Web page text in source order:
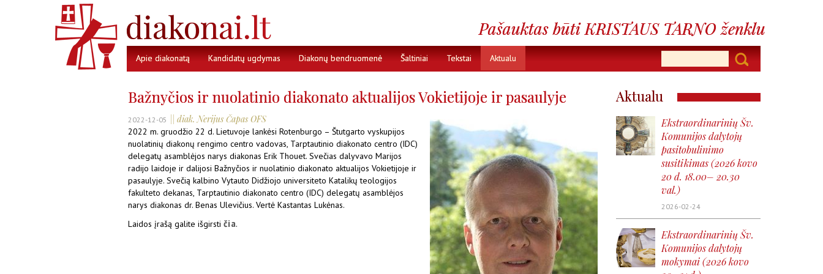
Apie diakonatą Kandidatų ugdymas Diakonų bendruomenė Šaltiniai Tekstai Aktualu
Bažnyčios ir nuolatinio diakonato aktualijos Vokietijoje ir pasaulyje
2022-12-05 || diak. Nerijus Čapas OFS
2022 m. gruodžio 22 d. Lietuvoje lankėsi Rotenburgo – Štutgarto vyskupijos
nuolatinių diakonų rengimo centro vadovas, Tarptautinio diakonato centro (IDC)
delegatų asamblėjos narys diakonas Erik Thouet. Svečias dalyvavo Marijos
radijo laidoje ir dalijosi Bažnyčios ir nuolatinio diakonato aktualijos Vokietijoje ir
pasaulyje. Svečią kalbino Vytauto Didžiojo universiteto Katalikų teologijos
fakulteto dekanas, Tarptautinio diakonato centro (IDC) delegatų asamblėjos
narys diakonas dr. Benas Ulevičius. Vertė Kastantas Lukėnas.
Laidos įrašą galite išgirsti čia.
Aktualu
Ekstraordinarinių Šv.
Komunijos dalytojų
pasitobulinimo
susitikimas (2026 kovo
20 d. 18.00– 20.30
val.)
2026-02-24
Ekstraordinarinių Šv.
Komunijos dalytojų
mokymai (2026 kovo